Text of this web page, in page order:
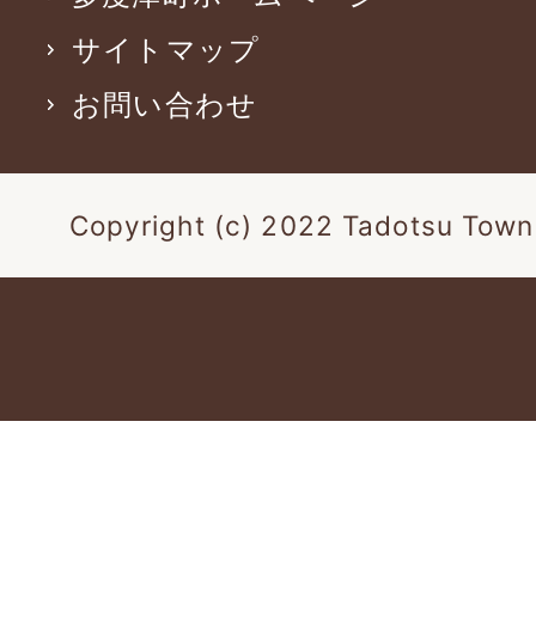
サイトマップ
お問い合わせ
Copyright (c) 2022 Tadotsu